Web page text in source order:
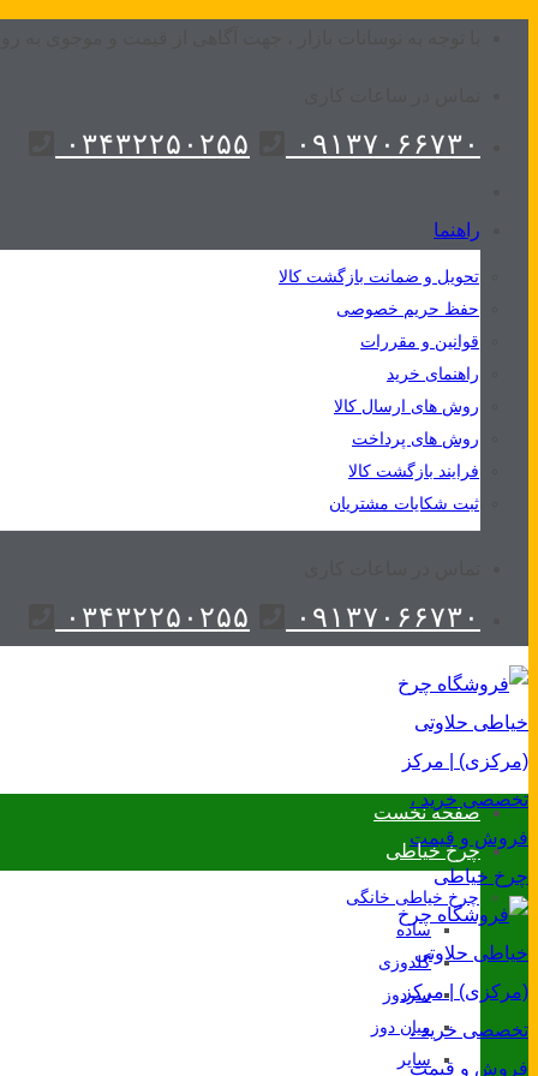
۰۹۱۳۷۰۶۶۷۳۰ ۰۳۴۳۲۲۵۰۲۵۵
راهنما
تحویل و ضمانت بازگشت کالا
حفظ حریم خصوصی
قوانین و مقررات
راهنمای خرید
روش های ارسال کالا
روش های پرداخت
فرایند بازگشت کالا
ثبت شکایات مشتریان
۰۹۱۳۷۰۶۶۷۳۰ ۰۳۴۳۲۲۵۰۲۵۵
صفحه نخست
چرخ خیاطی
چرخ خیاطی خانگی
ساده
گلدوزی
سردوز
میان دوز
سایر